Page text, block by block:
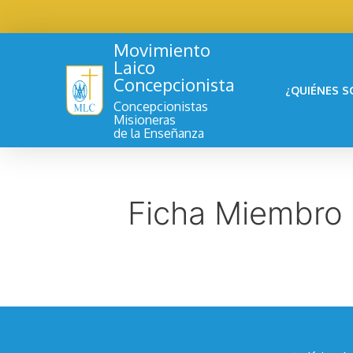
Movimiento
Laico
Concepcionista
Concepcionistas
Misioneras
de la Enseñanza
¿QUIÉNES
Ficha Miembro